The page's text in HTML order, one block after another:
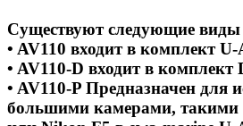
Существуют следующие виды
• AV110 входит в комплект
• AV110-D входит в
• AV110-P Предназначен для
большими камерами, такими